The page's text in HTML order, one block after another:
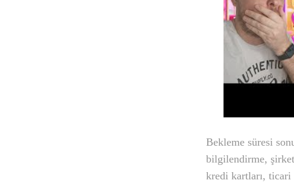
Bekleme süresi
bilgilendirme,
kredi kartları,